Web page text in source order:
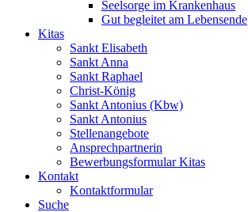
Seelsorge im Krankenhaus
Gut begleitet am Lebensende
Kitas
Sankt Elisabeth
Sankt Anna
Sankt Raphael
Christ-König
Sankt Antonius (Kbw)
Sankt Antonius
Stellenangebote
Ansprechpartnerin
Bewerbungsformular Kitas
Kontakt
Kontaktformular
Suche